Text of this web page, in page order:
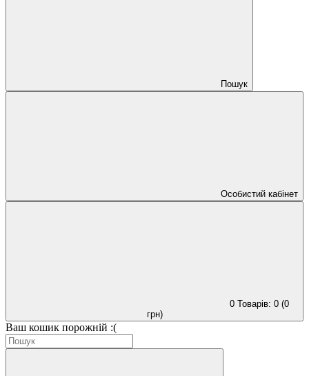
Пошук
Особистий кабінет
0 Товарів: 0 (0
грн)
Ваш кошик порожній :(